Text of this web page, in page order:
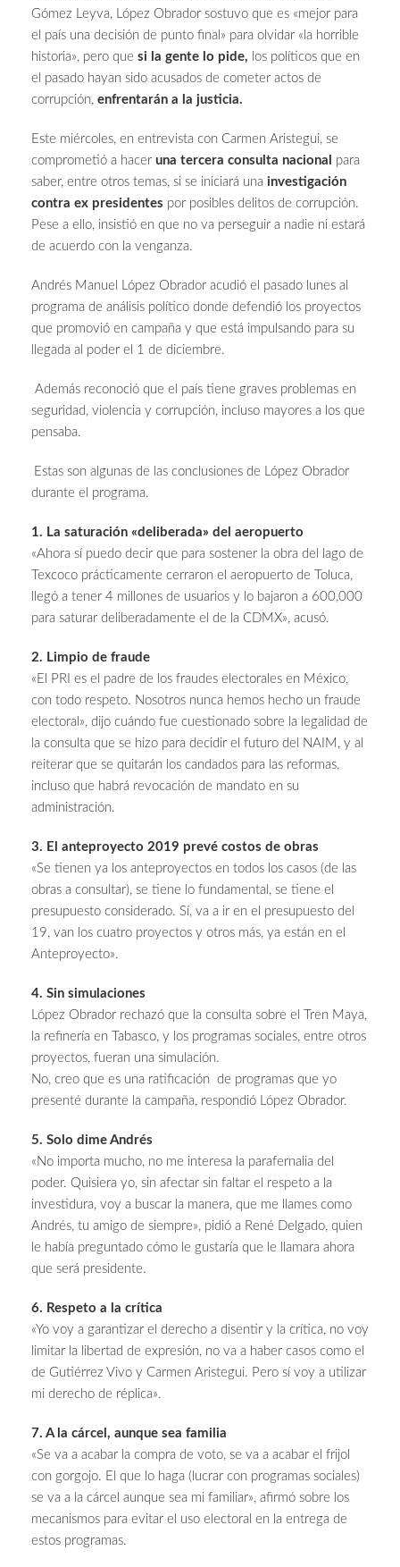
Gómez Leyva, López Obrador sostuvo que es «mejor para
el país una decisión de punto final» para olvidar «la horrible
historia», pero que si la gente lo pide, los políticos que en
el pasado hayan sido acusados de cometer actos de
corrupción, enfrentarán a la justicia.
Este miércoles, en entrevista con Carmen Aristegui, se
comprometió a hacer una tercera consulta nacional
para
saber, entre otros temas, si se iniciará una investigación
contra ex presidentes por posibles delitos de corrupción.
Pese a ello, insistió en que no va perseguir a nadie ni estará
de acuerdo con la venganza.
Andrés Manuel López Obrador acudió el pasado lunes al
programa de análisis político donde defendió los proyectos
que promovió en campaña y que está impulsando para su
llegada al poder el 1 de diciembre.
Además reconoció que el país tiene graves problemas en
seguridad, violencia y corrupción, incluso mayores a los que
pensaba.
Estas son algunas de las conclusiones de López Obrador
durante el programa.
1. La saturación «deliberada» del aeropuerto
«Ahora sí puedo decir que para sostener la obra del lago de
Texcoco prácticamente cerraron el aeropuerto de Toluca,
llegó a tener 4 millones de usuarios y lo bajaron a 600,000
para saturar deliberadamente el de la CDMX», acusó.
2. Limpio de fraude
«El PRI es el padre de los fraudes electorales en México,
con todo respeto. Nosotros nunca hemos hecho un fraude
electoral», dijo cuándo fue cuestionado sobre la legalidad de
la consulta que se hizo para decidir el futuro del NAIM, y al
reiterar que se quitarán los candados para las reformas,
incluso que habrá revocación de mandato en su
administración.
3. El anteproyecto 2019 prevé costos de obras
«Se tienen ya los anteproyectos en todos los casos (de las
obras a consultar), se tiene lo fundamental, se tiene el
presupuesto considerado. Sí, va a ir en el presupuesto del
19, van los cuatro proyectos y otros más, ya están en el
Anteproyecto».
4. Sin simulaciones
López Obrador rechazó que la consulta sobre el Tren Maya,
la refinería en Tabasco, y los programas sociales, entre otros
proyectos, fueran una simulación.
No, creo que es una ratificación de programas que yo
presenté durante la campaña, respondió López Obrador.
5. Solo dime Andrés
«No importa mucho, no me interesa la parafernalia del
poder. Quisiera yo, sin afectar sin faltar el respeto a la
investidura, voy a buscar la manera, que me llames como
Andrés, tu amigo de siempre», pidió a René Delgado, quien
le había preguntado cómo le gustaría que le llamara ahora
que será presidente.
6. Respeto a la crítica
«Yo voy a garantizar el derecho a disentir y la crítica, no voy
limitar la libertad de expresión, no va a haber casos como el
de Gutiérrez Vivo y Carmen Aristegui. Pero sí voy a utilizar
mi derecho de réplica».
7. A la cárcel, aunque sea familia
«Se va a acabar la compra de voto, se va a acabar el frijol
con gorgojo. El que lo haga (lucrar con programas sociales)
se va a la cárcel aunque sea mi familiar», afirmó sobre los
mecanismos para evitar el uso electoral en la entrega de
estos programas.